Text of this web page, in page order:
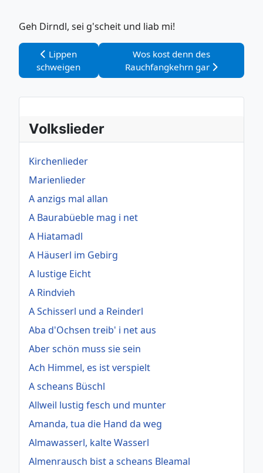
Geh Dirndl, sei g'scheit und liab mi!
Vorheriger Beitrag: Lippen schweigen
Lippen
schweigen
Nächster Beitrag: Wos kost
Wos kost denn des
Rauchfangkehrn gar
Volkslieder
Kirchenlieder
Marienlieder
A anzigs mal allan
A Baurabüeble mag i net
A Hiatamadl
A Häuserl im Gebirg
A lustige Eicht
A Rindvieh
A Schisserl und a Reinderl
Aba d'Ochsen treib' i net aus
Aber schön muss sie sein
Ach Himmel, es ist verspielt
A scheans Büschl
Allweil lustig fesch und munter
Amanda, tua die Hand da weg
Almawasserl, kalte Wasserl
Almenrausch bist a scheans Bleamal